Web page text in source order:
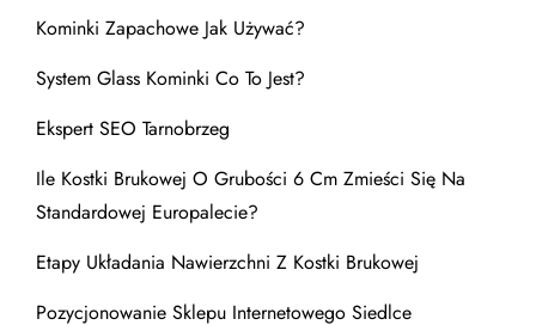
Kominki Zapachowe Jak Używać?
System Glass Kominki Co To Jest?
Ekspert SEO Tarnobrzeg
Ile Kostki Brukowej O Grubości 6 Cm Zmieści Się Na
Standardowej Europalecie?
Etapy Układania Nawierzchni Z Kostki Brukowej
Pozycjonowanie Sklepu Internetowego Siedlce